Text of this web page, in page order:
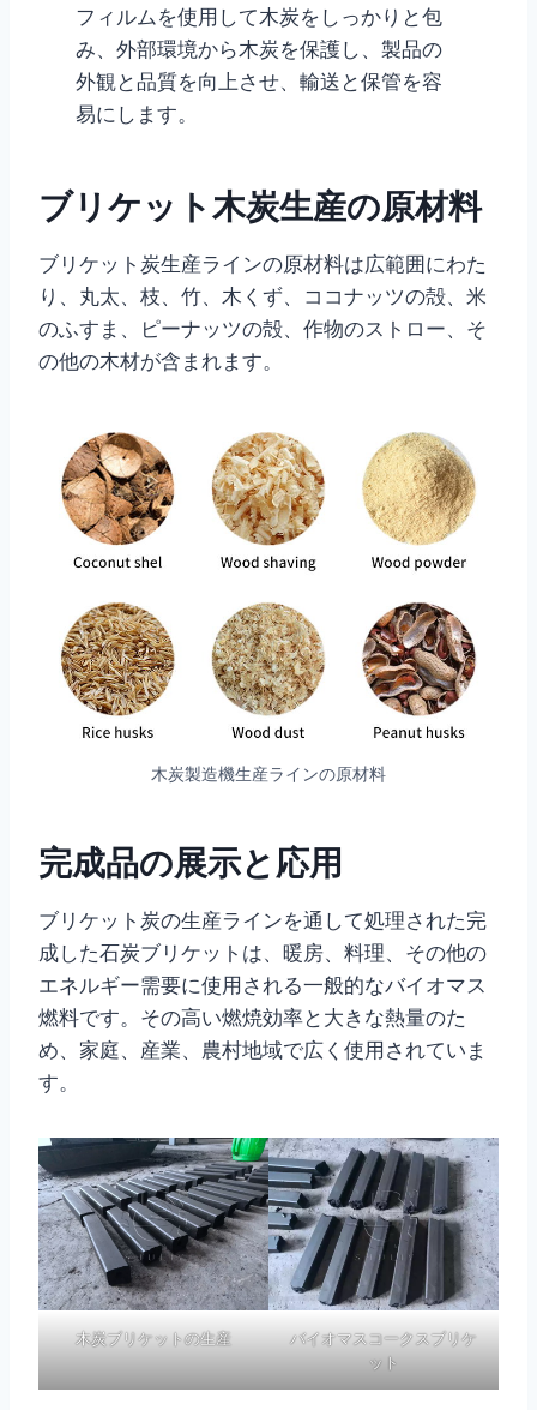
フィルムを使用して木炭をしっかりと包
み、外部環境から木炭を保護し、製品の
外観と品質を向上させ、輸送と保管を容
易にします。
ブリケット木炭生産の原材料
ブリケット炭生産ラインの原材料は広範囲にわた
り、丸太、枝、竹、木くず、ココナッツの殻、米
のふすま、ピーナッツの殻、作物のストロー、そ
の他の木材が含まれます。
木炭製造機生産ラインの原材料
完成品の展示と応用
ブリケット炭の生産ラインを通して処理された完
成した石炭ブリケットは、暖房、料理、その他の
エネルギー需要に使用される一般的なバイオマス
燃料です。その高い燃焼効率と大きな熱量のた
め、家庭、産業、農村地域で広く使用されていま
す。
木炭ブリケットの生産
バイオマスコークスブリケ
ット